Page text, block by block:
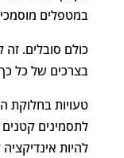
במטפלים
כולם סובלים.
בצרכים של כל
טעויות בחלוקת
לתסמינים
להיות